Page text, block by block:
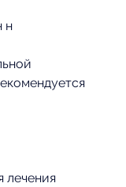
н
лечения